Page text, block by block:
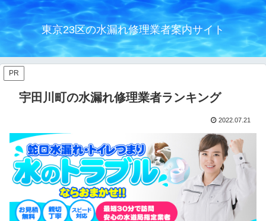
東京23区の水漏れ修理業者案内サイト
PR
宇田川町の水漏れ修理業者ランキング
2022.07.21